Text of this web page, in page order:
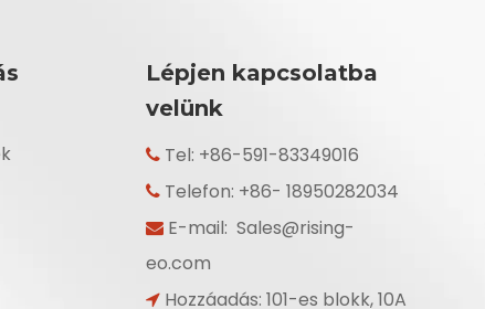
Lépjen kapcsolatba
velünk
 Tel: +86-591-83349016
 Telefon: +86- 18950282034
E-mail: Sales@rising-
eo.com
 Hozzáadás: 101-es blokk, 10A